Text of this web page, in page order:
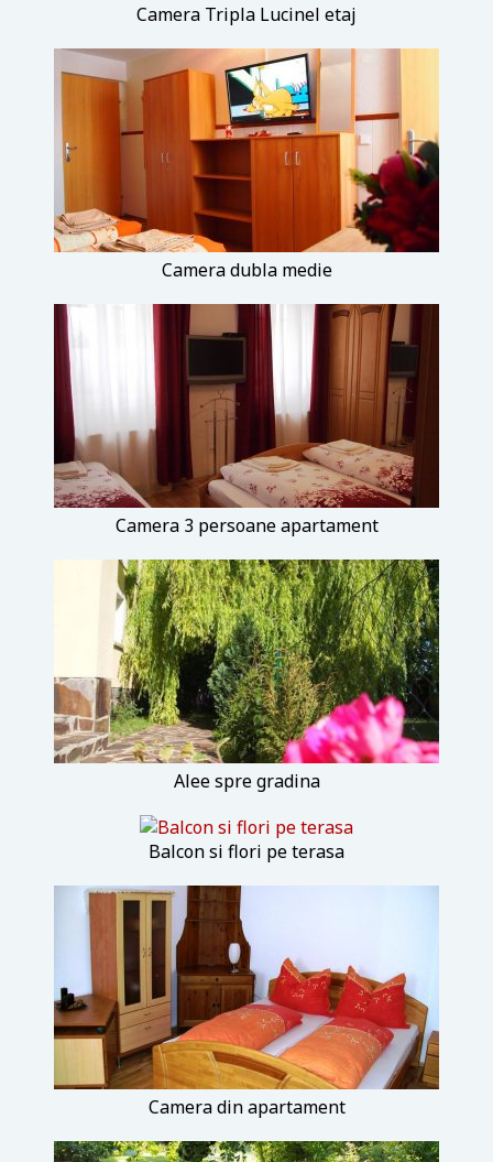
Camera Tripla Lucinel etaj
Camera dubla medie
Camera 3 persoane apartament
Alee spre gradina
Balcon si flori pe terasa
Camera din apartament